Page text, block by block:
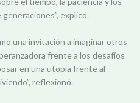
explicó.
una invitación a imaginar otros
frente a los desafíos
en una utopía frente al
reflexionó.